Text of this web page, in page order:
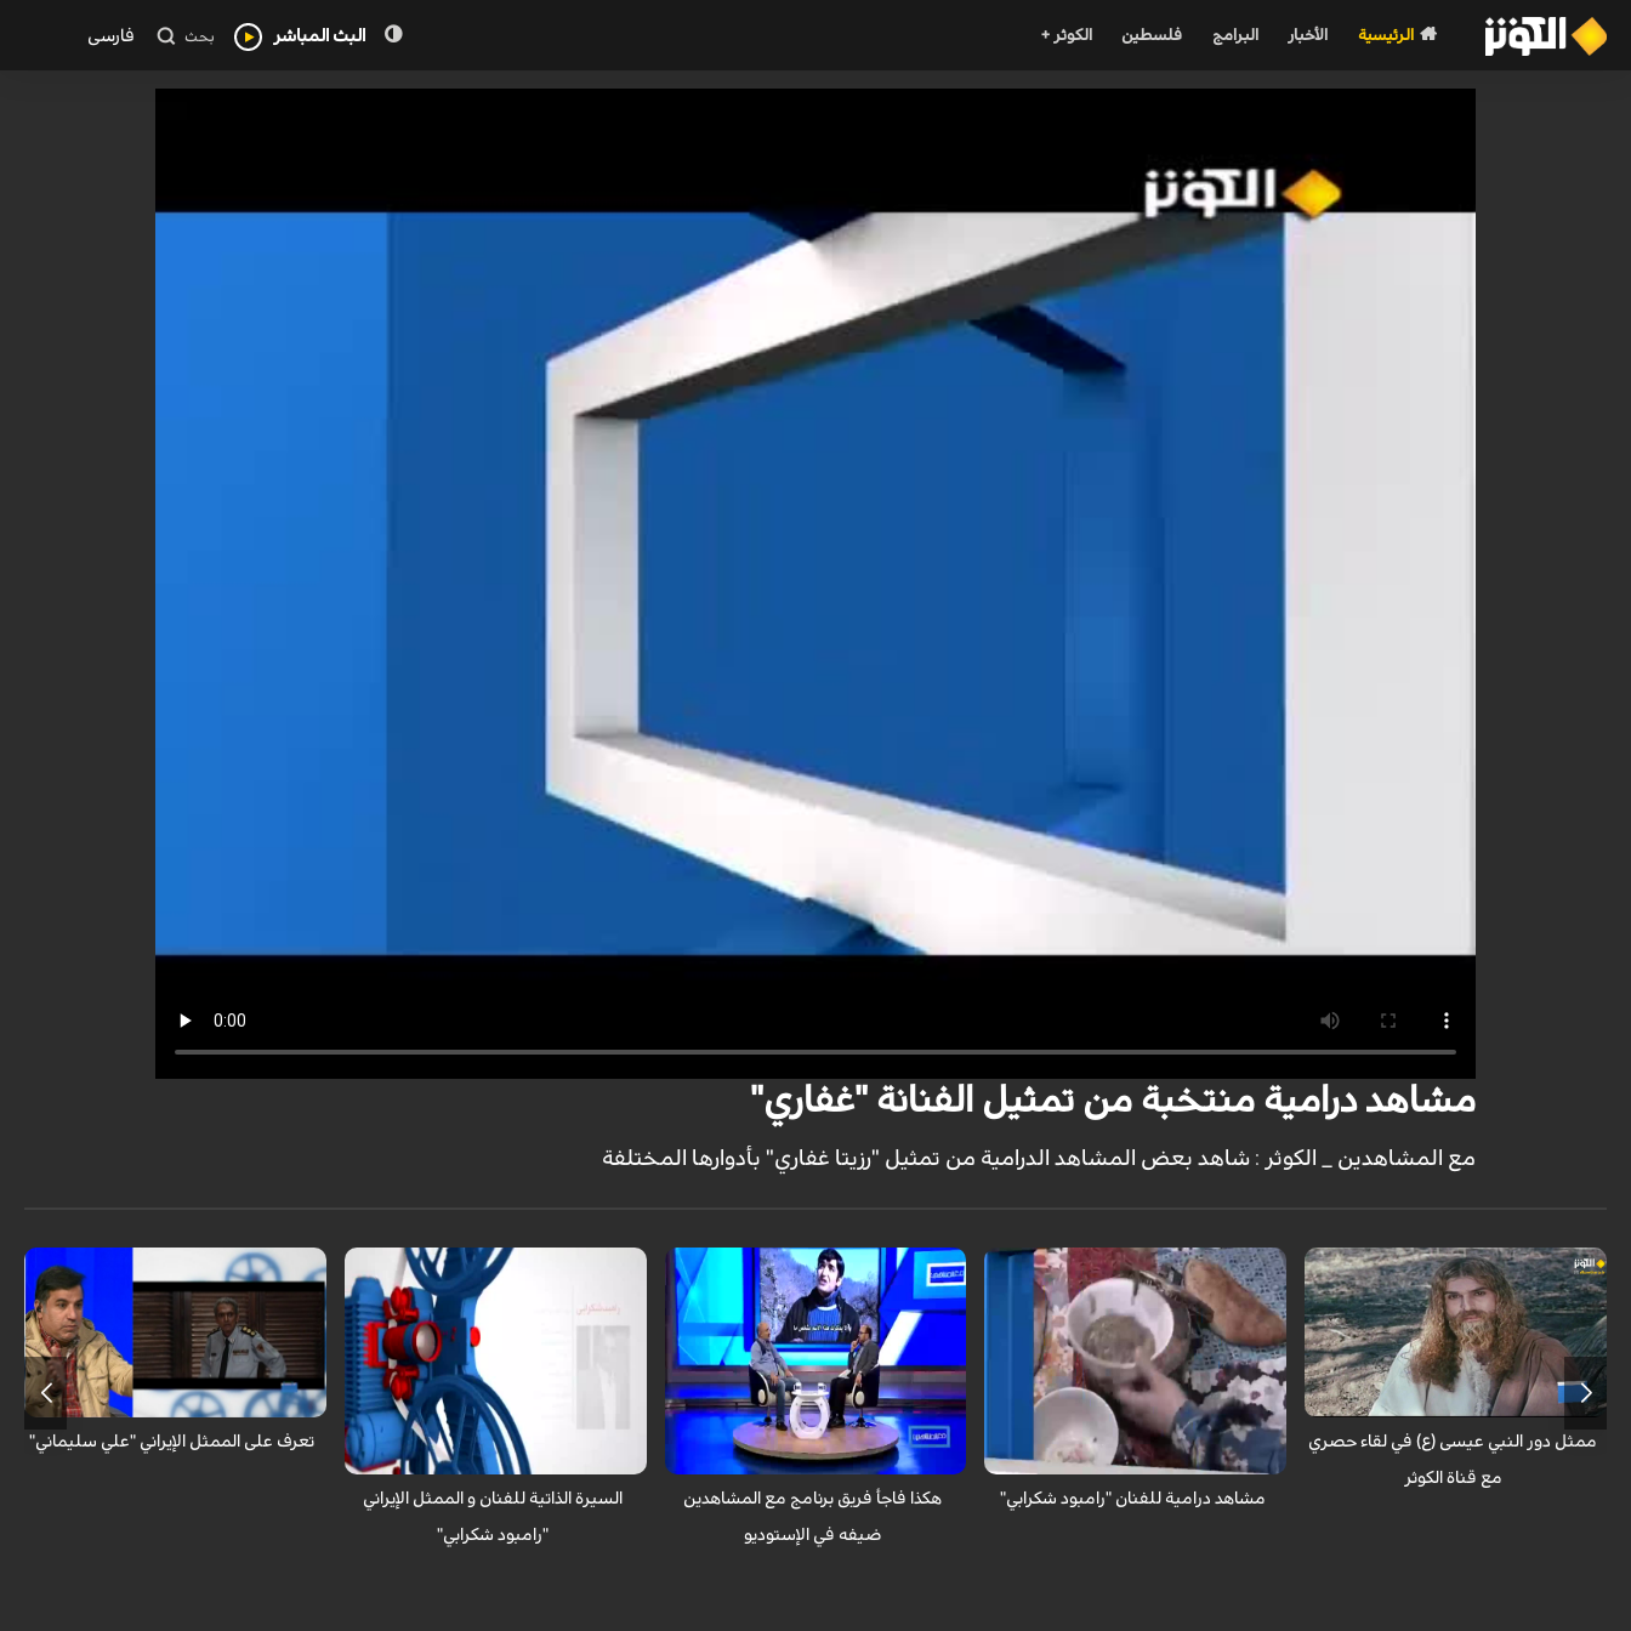
الرئيسية الأخبار البرامج فلسطين الكوثر + البث المباشر بحث فارسی
مشاهد درامية منتخبة من تمثيل الفنانة "غفاري"
مع المشاهدين _ الكوثر : شاهد بعض المشاهد الدرامية من تمثيل "رزيتا غفاري" بأدوارها المختلفة
حوار خاص مع الممثل في دور المسيح في
مسلسل السيد المسيح أحمد سليماني نيا
ممثل دور النبي عيسى (ع) في لقاء حصري
مع قناة الكوثر
مع المشاهدين _ الكوثر : شاهد لقطاط درامية
من تمثيل "رامبود شكرابي"
مشاهد درامية للفنان "رامبود شكرابي"
مع المشاهدين _ الكوثر : مفاجأة جميلة من
قبل فريق مع المشاهدين للممثل "رامبود
شكرابي"
هكذا فاجأ فريق برنامج مع المشاهدين
ضيفه في الإستوديو
مع المشاهدين _ الكوثر : تعرف على الممثل
الإيراني القدير "رامبود شكرابي" من خلال سيرته
السيرة الذاتية للفنان و الممثل الإيراني
"رامبود شكرابي"
مع المشاهدين _ الكوثر : شاهد السيرة الذاتية
و المهنية للفنان الإيراني
تعرف على الممثل الإيراني "علي سليماني"